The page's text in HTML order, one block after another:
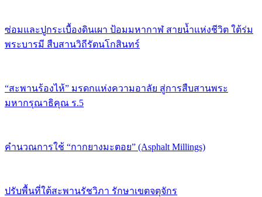
ซ่อมและปูกระเบื้องดินเผา ป้อมมหากาฬ สายน้ำแห่งชีวิต ใต้ร่ม
พระบารมี สืบสานวิถีรัตนโกสินทร์
“สะพานร้องไห้” มรดกแห่งความอาลัย สู่การสืบสานพระ
มหากรุณาธิคุณ ร.5
คำนวณการใช้ “กากยางมะตอย” (Asphalt Millings)
ปรับพื้นที่ใต้สะพานรัชวิภา รักษาเขตจตุจักร